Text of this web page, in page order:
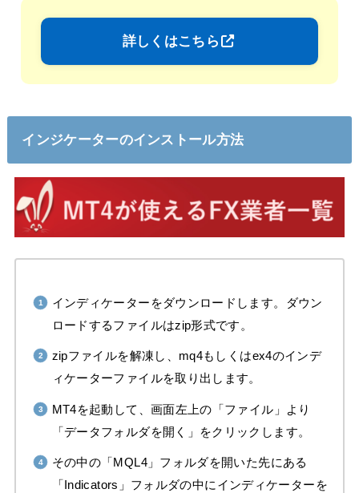
詳しくはこちら
インジケーターのインストール方法
インディケーターをダウンロードします。ダウン
ロードするファイルはzip形式です。
zipファイルを解凍し、mq4もしくはex4のインデ
ィケーターファイルを取り出します。
MT4を起動して、画面左上の「ファイル」より
「データフォルダを開く」をクリックします。
その中の「MQL4」フォルダを開いた先にある
「Indicators」フォルダの中にインディケーターを